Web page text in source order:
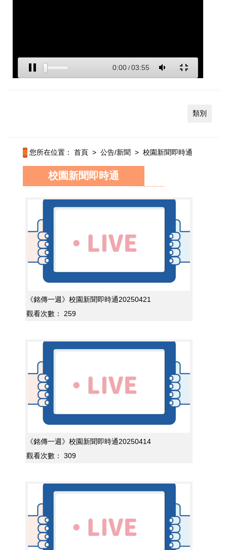
類別
您所在位置： 首頁 > 公告/新聞 > 校園新聞即時通
校園新聞即時通
《銘傳一週》校園新聞即時通20250421
觀看次數：
259
《銘傳一週》校園新聞即時通20250414
觀看次數：
309